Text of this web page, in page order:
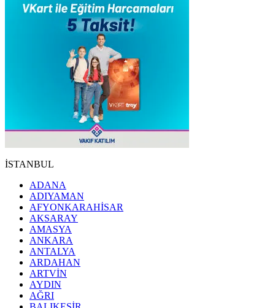
İSTANBUL
ADANA
ADIYAMAN
AFYONKARAHİSAR
AKSARAY
AMASYA
ANKARA
ANTALYA
ARDAHAN
ARTVİN
AYDIN
AĞRI